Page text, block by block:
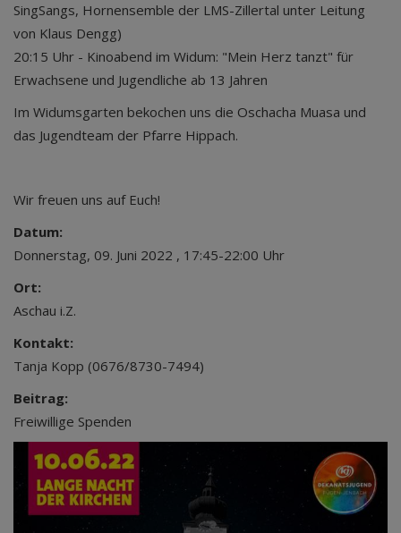
SingSangs, Hornensemble der LMS-Zillertal unter Leitung
von Klaus Dengg)
20:15 Uhr - Kinoabend im Widum: "Mein Herz tanzt" für
Erwachsene und Jugendliche ab 13 Jahren
Im Widumsgarten bekochen uns die Oschacha Muasa und
das Jugendteam der Pfarre Hippach.
Wir freuen uns auf Euch!
Datum:
Donnerstag, 09. Juni 2022 , 17:45-22:00 Uhr
Ort:
Aschau i.Z.
Kontakt:
Tanja Kopp (0676/8730-7494)
Beitrag:
Freiwillige Spenden